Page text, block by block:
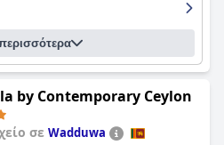
by Contemporary Ceylon
σε Wadduwa